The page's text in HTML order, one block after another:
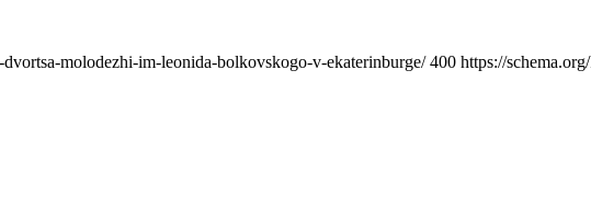
molodezhi-im-leonida-bolkovskogo-v-ekaterinburge/ 400 https://